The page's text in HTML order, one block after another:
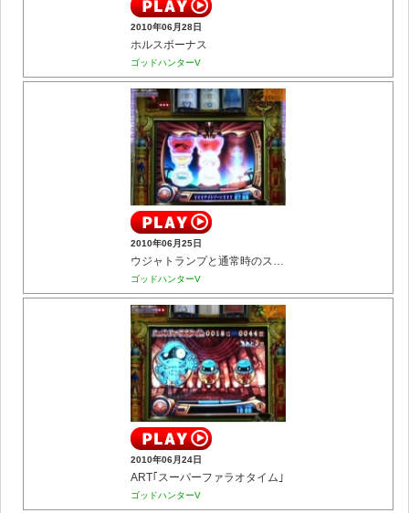
2010年06月28日
ホルスボーナス
ゴッドハンターV
2010年06月25日
ウジャトランプと通常時のステージ
ゴッドハンターV
2010年06月24日
ART｢スーパーファラオタイム｣
ゴッドハンターV